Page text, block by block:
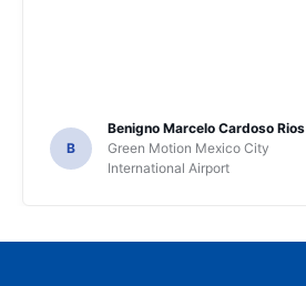
B
Benigno Marcelo Cardoso Rios
Green Motion Mexico City
International Airport